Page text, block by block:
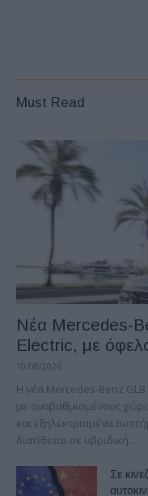
Must Read
Νέα Mercedes-
Electric, με
10/08/2026
Η νέα Mercedes-Benz GLB
με αναβαθμισμένους
και εξηλεκτρισμένα
διατίθεται σε υβριδική...
Σε